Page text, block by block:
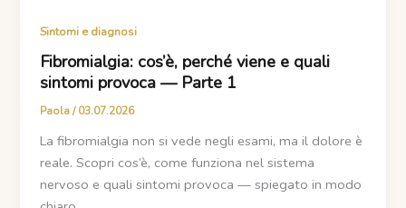
Sintomi e diagnosi
Fibromialgia: cos’è, perché viene e quali
sintomi provoca — Parte 1
Paola/03.07.2026
La fibromialgia non si vede negli esami, ma il dolore è
reale. Scopri cos’è, come funziona nel sistema
nervoso e quali sintomi provoca — spiegato in modo